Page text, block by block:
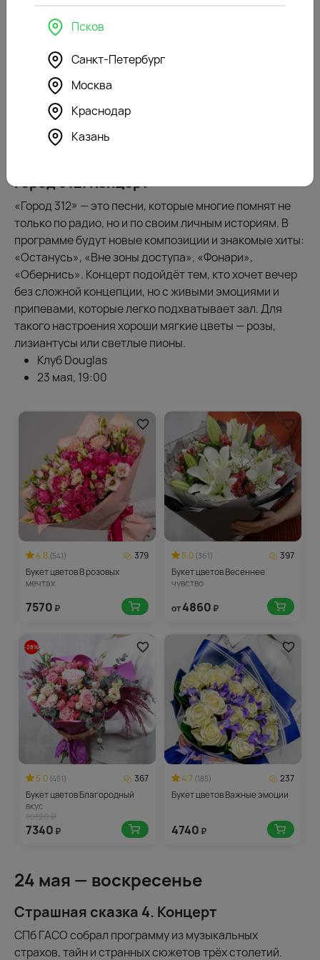
для тех, кто любит мрачную сказочность, странный
юмор и музыку, в которой тень всегда соседствует с
нежностью. Симфонический оркестр, хор и орган
добавят кинематографичности. Если брать цветы, то
не слишком классические: бордовые розы, каллы или
темные акценты будут в тему.
Империал Холл
23 мая, 19:00
Город 312. Концерт
«Город 312» — это песни, которые многие помнят не
только по радио, но и по своим личным историям. В
программе будут новые композиции и знакомые хиты:
«Останусь», «Вне зоны доступа», «Фонари»,
«Обернись». Концерт подойдёт тем, кто хочет вечер
без сложной концепции, но с живыми эмоциями и
припевами, которые легко подхватывает зал. Для
такого настроения хороши мягкие цветы — розы,
лизиантусы или светлые пионы.
Клуб Douglas
23 мая, 19:00
4.8 (541)
379
Букет цветов В розовых
мечтах
7570 ₽
5.0 (361)
397
Букет цветов Весеннее
чувство
от4860 ₽
-28%
5.0 (451)
367
Букет цветов Благородный
вкус
7340 ₽
4.7 (185)
237
Букет цветов Важные эмоции
4740 ₽
24 мая — воскресенье
Страшная сказка 4. Концерт
СПб ГАСО собрал программу из музыкальных
страхов, тайн и странных сюжетов трёх столетий.
Псков
Санкт-Петербург
Москва
Краснодар
Казань